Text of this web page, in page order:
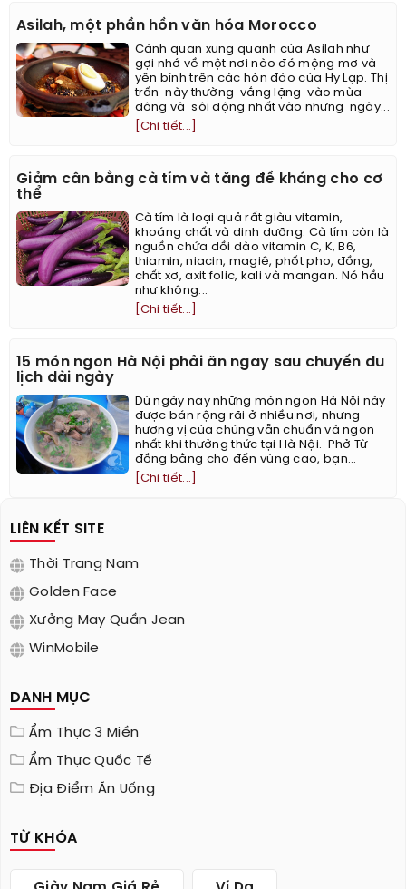
Asilah, một phần hồn văn hóa Morocco
Cảnh quan xung quanh của Asilah như
gợi nhớ về một nơi nào đó mộng mơ và
yên bình trên các hòn đảo của Hy Lạp. Thị
trấn này thường vắng lặng vào mùa
đông và sôi động nhất vào những ngày...
[Chi tiết...]
Giảm cân bằng cà tím và tăng đề kháng cho cơ
thể
Cà tím là loại quả rất giàu vitamin,
khoáng chất và dinh dưỡng. Cà tím còn là
nguồn chứa dồi dào vitamin C, K, B6,
thiamin, niacin, magiê, phốt pho, đồng,
chất xơ, axit folic, kali và mangan. Nó hầu
như không...
[Chi tiết...]
15 món ngon Hà Nội phải ăn ngay sau chuyến du
lịch dài ngày
Dù ngày nay những món ngon Hà Nội này
được bán rộng rãi ở nhiều nơi, nhưng
hương vị của chúng vẫn chuẩn và ngon
nhất khi thưởng thức tại Hà Nội. ​ Phở Từ
đồng bằng cho đến vùng cao, bạn...
[Chi tiết...]
LIÊN KẾT SITE
Thời Trang Nam
Golden Face
Xưởng May Quần Jean
WinMobile
DANH MỤC
Ẩm Thực 3 Miền
Ẩm Thực Quốc Tế
Địa Điểm Ăn Uống
TỪ KHÓA